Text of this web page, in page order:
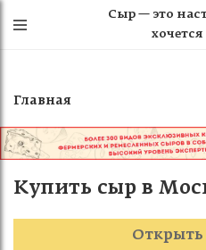
Сыр — это
Главная
Купить сыр в
Открыть